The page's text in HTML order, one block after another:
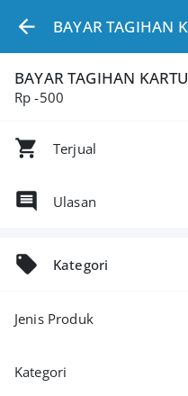
BAYAR TAGIHAN
BAYAR TAGIHAN
Rp -500
Terjual
Ulasan
Kategori
Jenis Produk
Kategori